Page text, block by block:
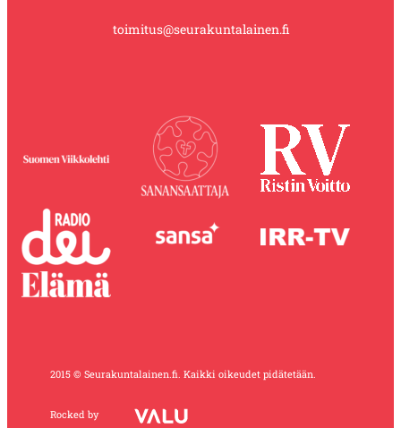
toimitus@seurakuntalainen.fi
2015 © Seurakuntalainen.fi. Kaikki oikeudet pidätetään.
Rocked by